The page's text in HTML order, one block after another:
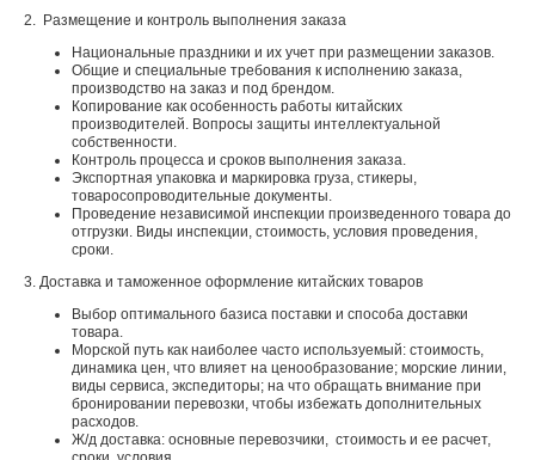
2. Размещение и контроль выполнения заказа
Национальные праздники и их учет при размещении заказов.
Общие и специальные требования к исполнению заказа,
производство на заказ и под брендом.
Копирование как особенность работы китайских
производителей. Вопросы защиты интеллектуальной
собственности.
Контроль процесса и сроков выполнения заказа.
Экспортная упаковка и маркировка груза, стикеры,
товаросопроводительные документы.
Проведение независимой инспекции произведенного товара до
отгрузки. Виды инспекции, стоимость, условия проведения,
сроки.
3. Доставка и таможенное оформление китайских товаров
Выбор оптимального базиса поставки и способа доставки
товара.
Морской путь как наиболее часто используемый: стоимость,
динамика цен, что влияет на ценообразование; морские линии,
виды сервиса, экспедиторы; на что обращать внимание при
бронировании перевозки, чтобы избежать дополнительных
расходов.
Ж/д доставка: основные перевозчики, стоимость и ее расчет,